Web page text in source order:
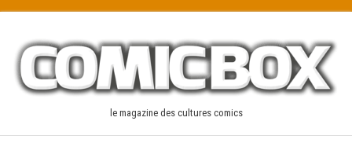
content
le magazine des cultures comics